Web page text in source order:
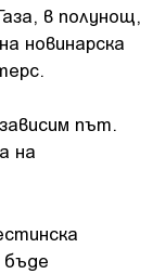
в полунощ,
новинарска
път.
на
бъде